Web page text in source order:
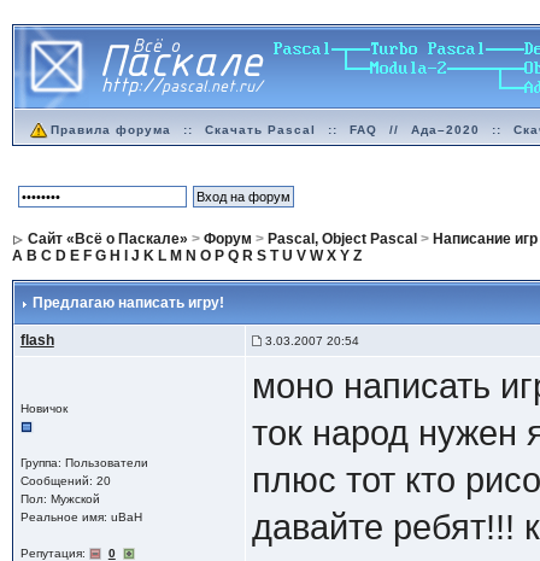
Правила форума :: Скачать Pascal :: FAQ // Ада–2020 ::
Сайт «Всё о Паскале» > Форум > Pascal, Object Pascal > Написание игр
A B C D E F G H J K L M N O P Q R S T U V W X Y Z
Предлагаю написать игру!
flash 3.03.2007 20:54
Новичок
Группа: Пользователи
Сообщений: 20
Пол: Мужской
Реальное имя: uBaH
Репутация: 0
моно написать
ток народ нужен
плюс тот кто
давайте ребят!!!